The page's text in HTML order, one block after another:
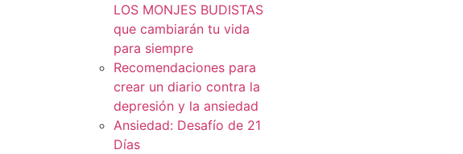
LOS MONJES BUDISTAS
que cambiarán tu vida
para siempre
Recomendaciones para
crear un diario contra la
depresión y la ansiedad
Ansiedad: Desafío de 21
Días